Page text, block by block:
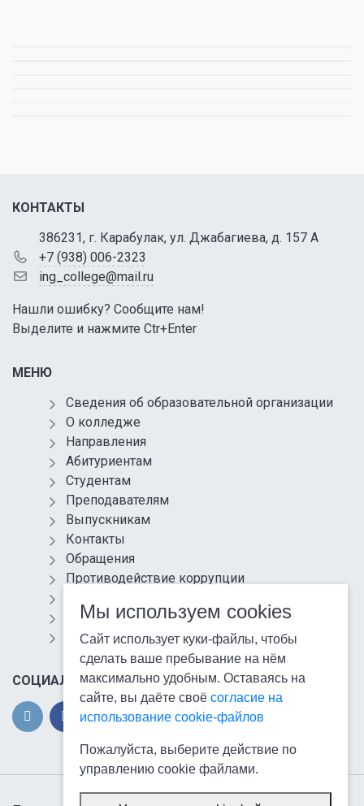
КОНТАКТЫ
386231, г. Карабулак, ул. Джабагиева, д. 157 А
+7 (938) 006-2323
ing_college@mail.ru
Нашли ошибку? Сообщите нам!
Выделите и нажмите Ctr+Enter
МЕНЮ
Сведения об образовательной организации
О колледже
Направления
Абитуриентам
Студентам
Преподавателям
Выпускникам
Контакты
Обращения
Противодействие коррупции
Антитеррористическая защищенность
Карта сайта
СОЦИАЛЬНЫЕ СЕТИ
Мы используем cookies
Сайт использует куки-файлы, чтобы
сделать ваше пребывание на нём
максимально удобным. Оставаясь на
сайте, вы даёте своё согласие на
использование cookie-файлов
Пожалуйста, выберите действие по
управлению cookie файлами.